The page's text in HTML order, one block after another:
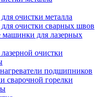
очистки металла
очистки сварных швов
машинки для лазерных
очистки
подшипников
сварочной горелки